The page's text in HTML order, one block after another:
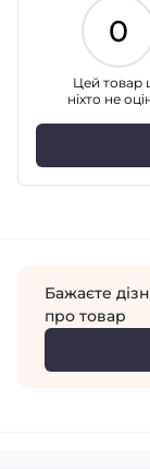
0
Цей товар
ніхто не
Бажаєте
про товар